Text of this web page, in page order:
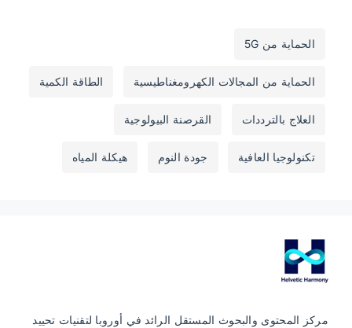
الحماية من 5G
الحماية من المجالات الكهرومغناطيسية الطاقة الكمية
العلاج بالترددات القرصنة البيولوجية
تكنولوجيا العافية جودة النوم هيكلة المياه
مركز المحتوى والبحوث المستقل الرائد في أوروبا لتقنيات تحييد